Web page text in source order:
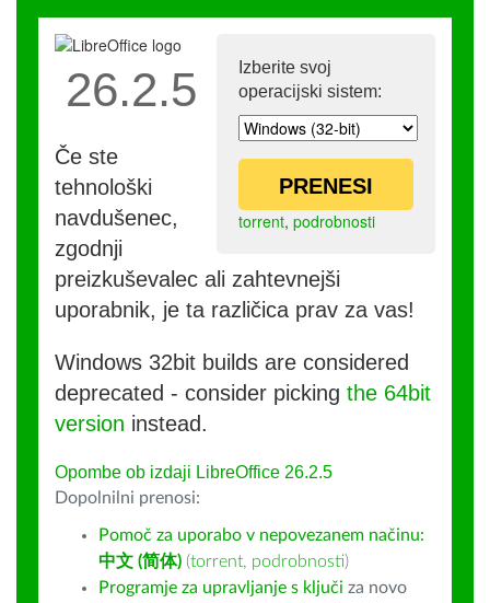
Izberite svoj
operacijski sistem:
PRENESI
torrent, podrobnosti
26.2.5
Če ste
tehnološki
navdušenec,
zgodnji
preizkuševalec ali zahtevnejši
uporabnik, je ta različica prav za vas!
Windows 32bit builds are considered
deprecated - consider picking the 64bit
version instead.
Opombe ob izdaji LibreOffice 26.2.5
Dopolnilni prenosi:
Pomoč za uporabo v nepovezanem načinu:
中文 (简体) (torrent, podrobnosti)
Programje za upravljanje s ključi za novo